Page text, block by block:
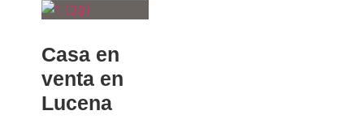
Casa en
venta en
Lucena